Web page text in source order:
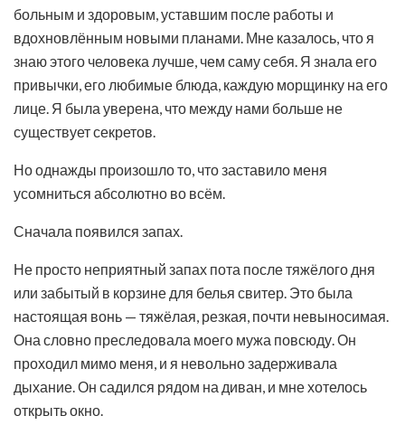
больным и здоровым, уставшим после работы и
вдохновлённым новыми планами. Мне казалось, что я
знаю этого человека лучше, чем саму себя. Я знала его
привычки, его любимые блюда, каждую морщинку на его
лице. Я была уверена, что между нами больше не
существует секретов.
Но однажды произошло то, что заставило меня
усомниться абсолютно во всём.
Сначала появился запах.
Не просто неприятный запах пота после тяжёлого дня
или забытый в корзине для белья свитер. Это была
настоящая вонь — тяжёлая, резкая, почти невыносимая.
Она словно преследовала моего мужа повсюду. Он
проходил мимо меня, и я невольно задерживала
дыхание. Он садился рядом на диван, и мне хотелось
открыть окно.